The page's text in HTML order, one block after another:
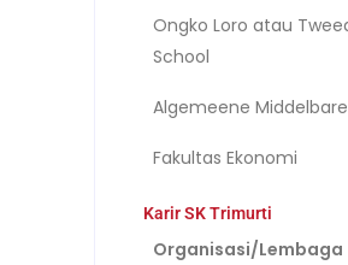
Ongko Loro atau
School
Algemeene
Fakultas Ekonomi
Karir SK Trimurti
Organisasi/Lembaga